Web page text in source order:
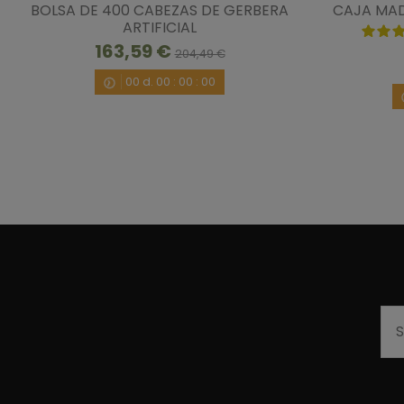
BOLSA DE 400 CABEZAS DE GERBERA
ARTIFICIAL
163,59 €204,49 €
00 d. 00 : 00 : 00
CAJA